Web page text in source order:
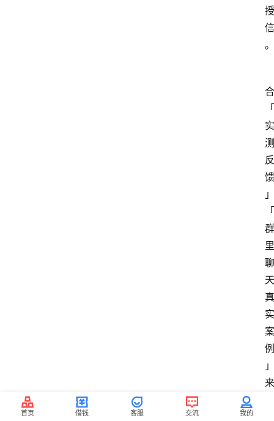
授
信
。
合
「
实
测
反
馈
」
「
群
里
聊
天
真
实
案
例
」
来
首页 借钱 客服 交流 我的